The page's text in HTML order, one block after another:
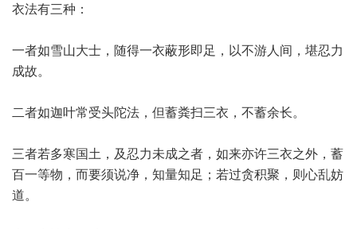
衣法有三种：
一者如雪山大士，随得一衣蔽形即足，以不游人间，堪忍力
成故。
二者如迦叶常受头陀法，但蓄粪扫三衣，不蓄余长。
三者若多寒国土，及忍力未成之者，如来亦许三衣之外，蓄
百一等物，而要须说净，知量知足；若过贪积聚，则心乱妨
道。